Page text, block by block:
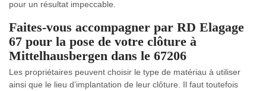
pour un résultat impeccable.
Faites-vous accompagner par RD Elagage
67 pour la pose de votre clôture à
Mittelhausbergen dans le 67206
Les propriétaires peuvent choisir le type de matériau à utiliser
ainsi que le lieu d’implantation de leur clôture. Il faut toutefois